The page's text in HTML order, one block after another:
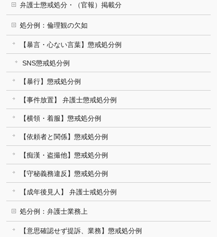
弁護士懲戒処分・（官報）掲載分
処分例：倫理観の欠如
【暴言・心ない言葉】懲戒処分例
SNS懲戒処分例
【暴行】懲戒処分例
【事件放置】 弁護士懲戒処分例
【横領・着服】懲戒処分例
【依頼者と関係】懲戒処分例
【痴漢・盗撮他】懲戒処分例
【守秘義務違反】懲戒処分例
【成年後見人】 弁護士戒処分例
処分例：弁護士業務上
【意思確認せず提訴、業務】懲戒処分例